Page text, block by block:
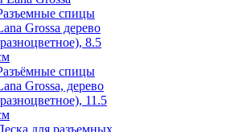
спицы
Grossa дерево
8.5
спицы
Grossa, дерево
11.5
для разъемных